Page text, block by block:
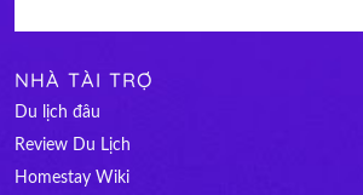
NHÀ TÀI TRỢ
Du lịch đâu
Review Du Lịch
Homestay Wiki